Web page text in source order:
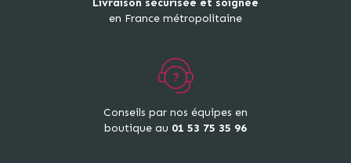
en France métropolitaine
Conseils par nos équipes en
boutique au 01 53 75 35 96